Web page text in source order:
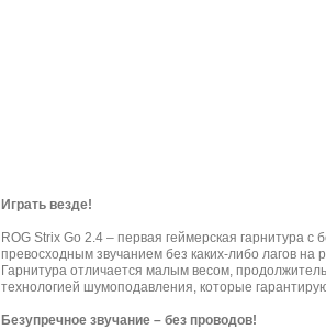
Играть везде!
ROG Strix Go 2.4 – первая геймерская
превосходным звучанием без каких-либо лагов
Гарнитура отличается малым весом,
технологией шумоподавления, которые
Безупречное звучание – без проводов!